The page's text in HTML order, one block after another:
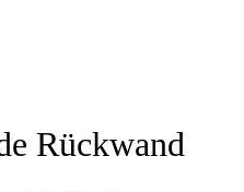
Rückwand